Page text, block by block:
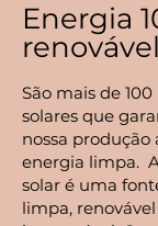
Energia
renovável
São mais de 100
solares que
nossa produção
energia limpa.
solar é uma
limpa,